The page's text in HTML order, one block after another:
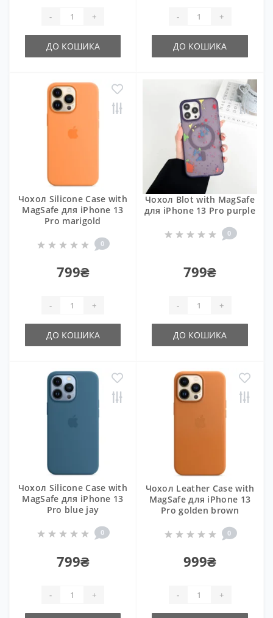
- +
ДО КОШИКА
- +
ДО КОШИКА
Чохол Silicone Case with
MagSafe для iPhone 13
Pro marigold
0
799₴
- +
ДО КОШИКА
Чохол Blot with MagSafe
для iPhone 13 Pro purple
0
799₴
- +
ДО КОШИКА
Чохол Silicone Case with
MagSafe для iPhone 13
Pro blue jay
0
799₴
- +
Чохол Leather Case with
MagSafe для iPhone 13
Pro golden brown
0
999₴
- +